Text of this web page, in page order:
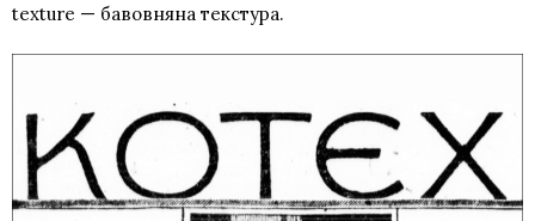
texture — бавовняна текстура.